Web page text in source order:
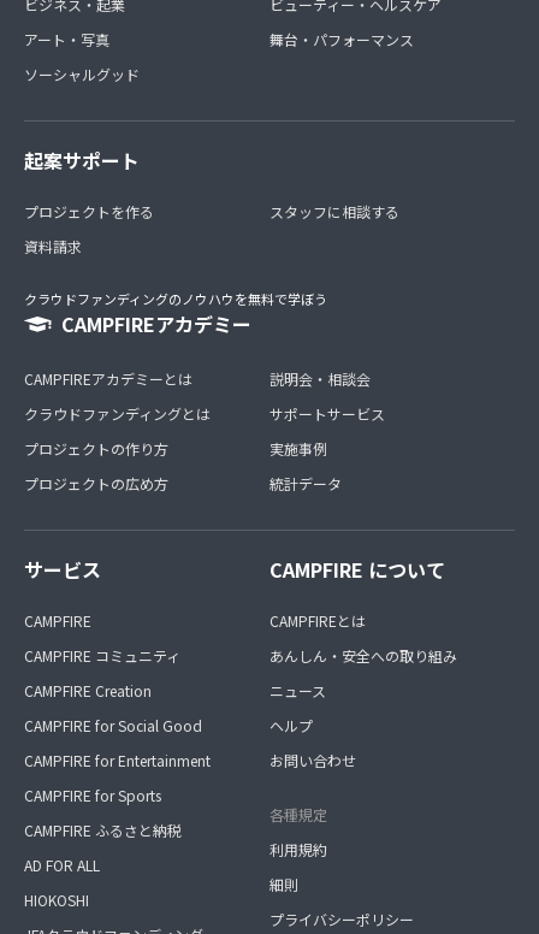
ビジネス・起業
アート・写真
ソーシャルグッド
ビューティー・ヘルスケア
舞台・パフォーマンス
起案サポート
プロジェクトを作る
資料請求
スタッフに相談する
クラウドファンディングのノウハウを無料で学ぼう
CAMPFIREアカデミー
CAMPFIREアカデミーとは
クラウドファンディングとは
プロジェクトの作り方
プロジェクトの広め方
説明会・相談会
サポートサービス
実施事例
統計データ
サービス
CAMPFIRE
CAMPFIRE コミュニティ
CAMPFIRE Creation
CAMPFIRE for Social Good
CAMPFIRE for Entertainment
CAMPFIRE for Sports
CAMPFIRE ふるさと納税
AD FOR ALL
HIOKOSHI
CAMPFIRE について
CAMPFIREとは
あんしん・安全への取り組み
ニュース
ヘルプ
お問い合わせ
各種規定
利用規約
細則
プライバシーポリシー